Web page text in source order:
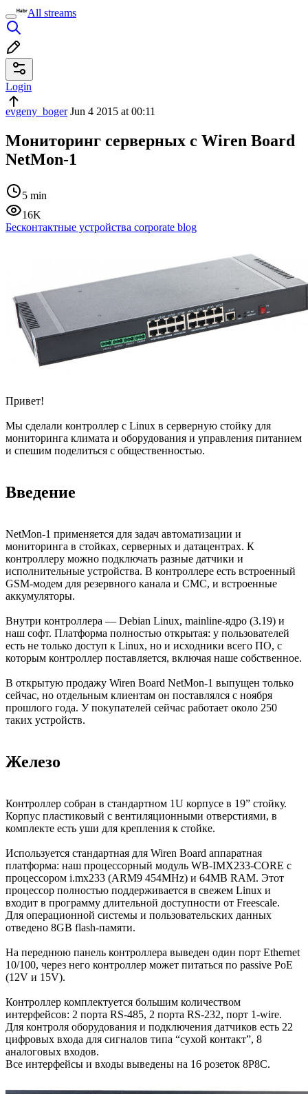
All streams
Login
evgeny_bogerJun 4 2015 at 00:11
Мониторинг серверных с Wiren Board
NetMon-1
5 min
16K
Бесконтактные устройства corporate blog
Привет!
Мы сделали контроллер c Linux в серверную стойку для
мониторинга климата и оборудования и управления питанием
и спешим поделиться с общественностью.
Введение
NetMon-1 применяется для задач автоматизации и
мониторинга в стойках, серверных и датацентрах. К
контроллеру можно подключать разные датчики и
исполнительные устройства. В контроллере есть встроенный
GSM-модем для резервного канала и СМС, и встроенные
аккумуляторы.
Внутри контроллера — Debian Linux, mainline-ядро (3.19) и
наш софт. Платформа полностью открытая: у пользователей
есть не только доступ к Linux, но и исходники всего ПО, с
которым контроллер поставляется, включая наше собственное.
В открытую продажу Wiren Board NetMon-1 выпущен только
сейчас, но отдельным клиентам он поставлялся с ноября
прошлого года. У покупателей сейчас работает около 250
таких устройств.
Железо
Контроллер собран в стандартном 1U корпусе в 19” стойку.
Корпус пластиковый с вентиляционными отверстиями, в
комплекте есть уши для крепления к стойке.
Используется стандартная для Wiren Board аппаратная
платформа: наш процессорный модуль WB-IMX233-CORE с
процессором i.mx233 (ARM9 454MHz) и 64MB RAM. Этот
процессор полностью поддерживается в свежем Linux и
входит в программу длительной доступности от Freescale.
Для операционной системы и пользовательских данных
отведено 8GB flash-памяти.
На переднюю панель контроллера выведен один порт Ethernet
10/100, через него контроллер может питаться по passive PoE
(12V и 15V).
Контроллер комплектуется большим количеством
интерфейсов: 2 порта RS-485, 2 порта RS-232, порт 1-wire.
Для контроля оборудования и подключения датчиков есть 22
цифровых входа для сигналов типа “сухой контакт”, 8
аналоговых входов.
Все интерфейсы и входы выведены на 16 розеток 8P8C.